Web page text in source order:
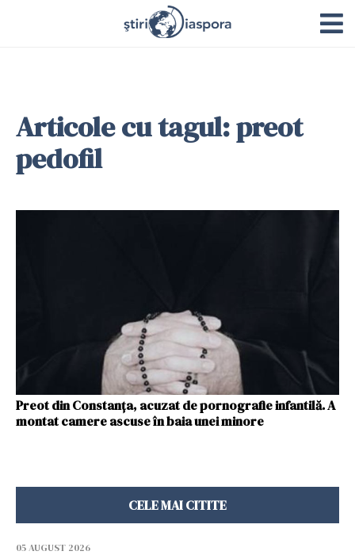
Articole cu tagul: preot
pedofil
Preot din Constanţa, acuzat de pornografie infantilă. A
montat camere ascuse în baia unei minore
CELE MAI CITITE
05 AUGUST 2026